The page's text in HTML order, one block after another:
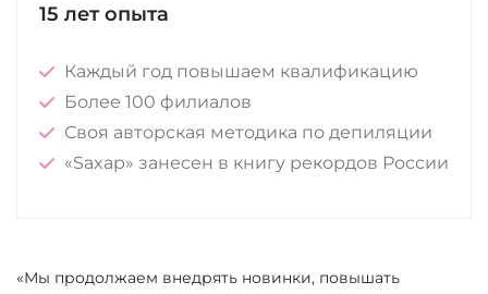
15 лет опыта
Каждый год повышаем квалификацию
Более 100 филиалов
Своя авторская методика по депиляции
«Saxap» занесен в книгу рекордов России
«Мы продолжаем внедрять новинки, повышать